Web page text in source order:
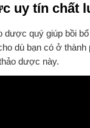
uy tín chất
dược quý giúp bồi
dù bạn có ở
dược này.